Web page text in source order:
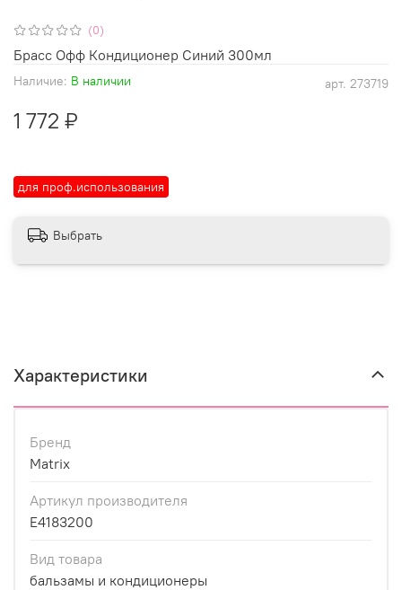
(0)
арт. 273719
Наличие: В наличии
для проф.использования
1 772 ₽
Брасс Офф Кондиционер Синий 300мл
Выбрать
Характеристики
Бренд
Matrix
Артикул производителя
E4183200
Вид товара
бальзамы и кондиционеры